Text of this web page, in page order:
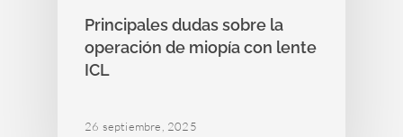
Principales dudas sobre la
operación de miopía con lente
ICL
26 septiembre, 2025